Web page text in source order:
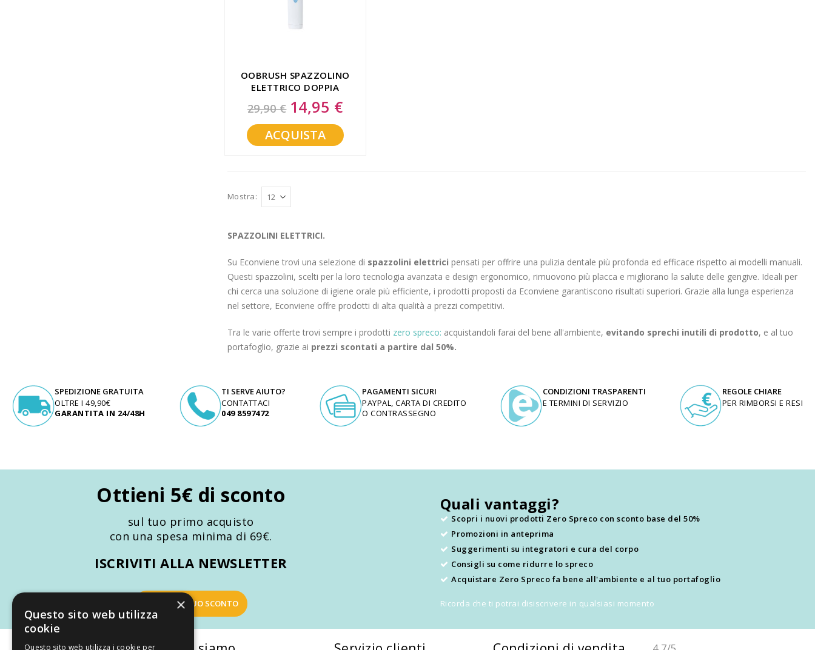
OOBRUSH SPAZZOLINO
ELETTRICO DOPPIA
TESTINA A BATTERIE
29,90 € Special
Price
14,95 €
ACQUISTA
Mostra
SPAZZOLINI ELETTRICI.
Su Econviene trovi una selezione di spazzolini elettrici pensati per offrire una pulizia dentale più profonda ed efficace rispetto ai modelli manuali.
Questi spazzolini, scelti per la loro tecnologia avanzata e design ergonomico, rimuovono più placca e migliorano la salute delle gengive. Ideali per
chi cerca una soluzione di igiene orale più efficiente, i prodotti proposti da Econviene garantiscono risultati superiori. Grazie alla lunga esperienza
nel settore, Econviene offre prodotti di alta qualità a prezzi competitivi.
Tra le varie offerte trovi sempre i prodotti zero spreco: acquistandoli farai del bene all'ambiente, evitando sprechi inutili di prodotto, e al tuo
portafoglio, grazie ai prezzi scontati a partire dal 50%.
SPEDIZIONE GRATUITA
OLTRE I 49,90€
GARANTITA IN 24/48H
TI SERVE AIUTO?
CONTATTACI
049 8597472
PAGAMENTI SICURI
PAYPAL, CARTA DI CREDITO
O CONTRASSEGNO
CONDIZIONI TRASPARENTI
E TERMINI DI SERVIZIO
REGOLE CHIARE
PER RIMBORSI E RESI
Ottieni 5€ di sconto
sul tuo primo acquisto
con una spesa minima di 69€.
ISCRIVITI ALLA NEWSLETTER
OTTIENI IL TUO SCONTO
Quali vantaggi?
Scopri i nuovi prodotti Zero Spreco con sconto base del 50%
Promozioni in anteprima
Suggerimenti su integratori e cura del corpo
Consigli su come ridurre lo spreco
Acquistare Zero Spreco fa bene all'ambiente e al tuo portafoglio
Ricorda che ti potrai disiscrivere in qualsiasi momento
×
Questo sito web utilizza
cookie
Questo sito web utilizza i cookie per